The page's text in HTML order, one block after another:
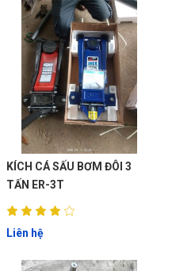
KÍCH CÁ SẤU BƠM ĐÔI 3
TẤN ER-3T
Liên hệ